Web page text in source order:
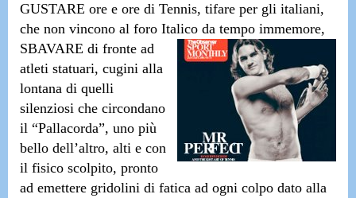
GUSTARE ore e ore di Tennis, tifare per gli italiani,
che non vincono al foro Italico da tempo immemore,
SBAVARE di fronte ad
atleti statuari, cugini alla
lontana di quelli
silenziosi che circondano
il “Pallacorda”, uno più
bello dell’altro, alti e con
il fisico scolpito, pronto
ad emettere gridolini di fatica ad ogni colpo dato alla